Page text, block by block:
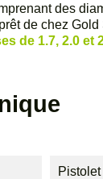
des
de chez
de 1.7, 2.0 et